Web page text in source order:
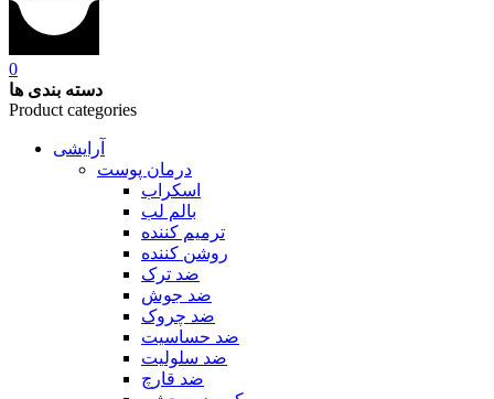
0
دسته بندی ها
Product categories
آرایشی
درمان پوست
اسکراب
بالم لب
ترمیم کننده
روشن کننده
ضد ترک
ضد جوش
ضد چروک
ضد حساسیت
ضد سلولیت
ضد قارچ